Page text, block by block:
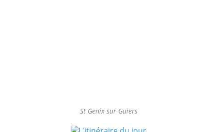
St Genix sur Guiers